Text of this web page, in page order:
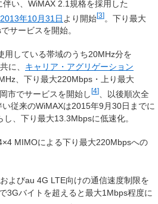
伴い、WiMAX 2.1規格を採用した
2013年10月31日 より開始[3]
。下り最大
サービスを開始。
用している帯域のうち20MHz分を
に、 キャリア・アグリゲーション
、下り最大220Mbps・上り最大
市でサービスを開始し[4]
、以後順次全
従来のWiMAXは2015年9月30日までに
、下り最大13.3Mbpsに低速化。
MIMOによる下り最大220Mbpsへの
よびau 4G LTE向けの通信速度制限を
3Gバイトを超えると最大1Mbps程度に